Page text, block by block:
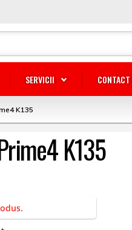
SERVICII
K135
K135